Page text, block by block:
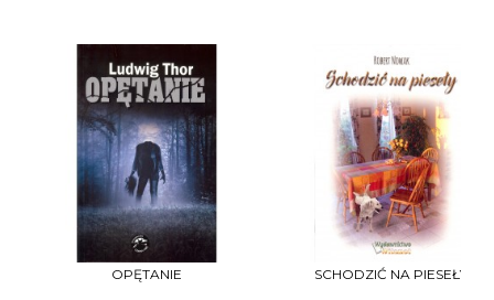
OPĘTANIE SCHODZIĆ NA PIESEŁY